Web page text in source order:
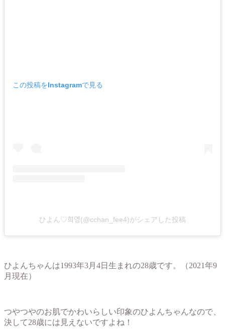
この投稿をInstagramで見る
ひよん♡희영(@cchan_fee4)がシェアした投稿
ひよんちゃんは1993年3月4日生まれの28歳です。（2021年9
月現在）
つやつやのお肌でかわいらしい印象のひよんちゃんなので、
決して28歳には見えないですよね！